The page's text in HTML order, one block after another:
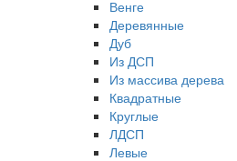
Венге
Деревянные
Дуб
Из ДСП
Из массива дерева
Квадратные
Круглые
ЛДСП
Левые